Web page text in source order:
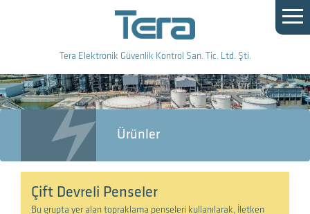
Tera Elektronik Güvenlik Kontrol San. Tic. Ltd. Şti.
Ürünler
Çift Devreli Penseler
Bu grupta yer alan topraklama penseleri kullanılarak, İletken